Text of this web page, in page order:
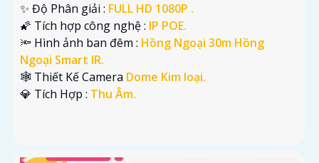
✨ Độ Phân giải : FULL HD 1080P .
🌠 Tích hợp công nghệ : IP POE.
🔦 Hình ảnh ban đêm : Hồng Ngoại 30m Hồng
Ngoại Smart IR.
🕸️ Thiết Kế Camera Dome Kim loại.
️💎 Tích Hợp : Thu Âm.